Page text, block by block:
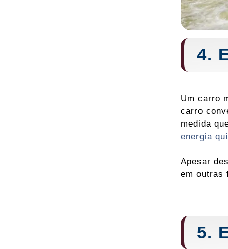
4.
Um carro
carro
medida
energia
Apesar
em outras
5.